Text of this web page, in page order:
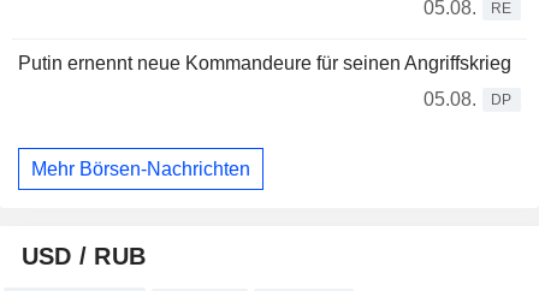
05.08.
RE
Putin ernennt neue Kommandeure für seinen Angriffskrieg
05.08.
DP
Mehr Börsen-Nachrichten
USD / RUB